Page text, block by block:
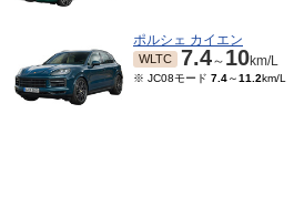
ポルシェ カイエン
WLTC 7.4～ 10km/L
※ JC08モード 7.4～11.2km/L